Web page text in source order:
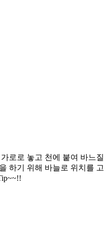
로로 놓고 천에 붙여 바느질
하기 위해 바늘로 위치를 고